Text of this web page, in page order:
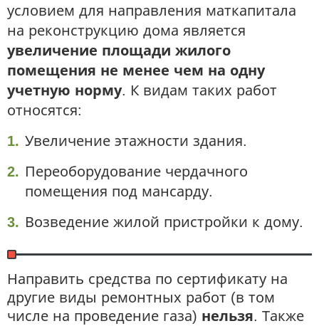
условием для направления маткапитала
на реконструкцию дома является
увеличение площади жилого
помещения не менее чем на одну
учетную норму. К видам таких работ
относятся:
Увеличение этажности здания.
Переоборудование чердачного
помещения под мансарду.
Возведение жилой пристройки к дому.
Направить средства по сертификату на
другие виды ремонтных работ (в том
числе на проведение газа) нельзя. Также